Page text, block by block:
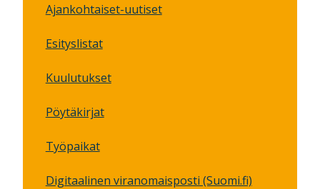
Ajankohtaiset-uutiset
Esityslistat
Kuulutukset
Pöytäkirjat
Työpaikat
Digitaalinen viranomaisposti (Suomi.fi)